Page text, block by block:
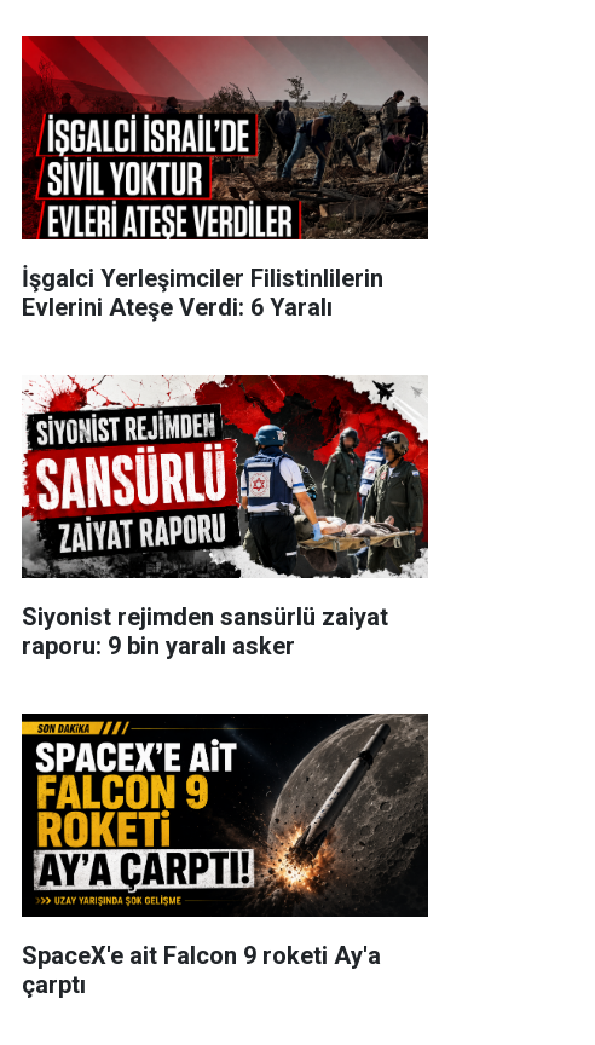
İşgalci Yerleşimciler Filistinlilerin
Evlerini Ateşe Verdi: 6 Yaralı
Siyonist rejimden sansürlü zaiyat
raporu: 9 bin yaralı asker
SpaceX'e ait Falcon 9 roketi Ay'a
çarptı